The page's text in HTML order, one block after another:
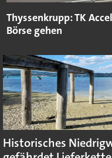
Thyssenkrupp: TK
Börse gehen
Historisches